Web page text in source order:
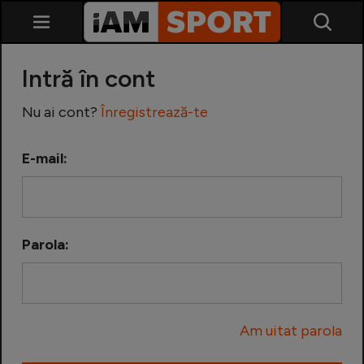
Echipa Națională
Intră în cont
Nu ai cont? Înregistrează-te
E-mail:
Parola:
Am uitat parola